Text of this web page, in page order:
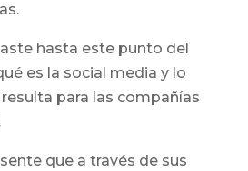
hasta este punto del
es la social media y lo
para las compañías
que a través de sus